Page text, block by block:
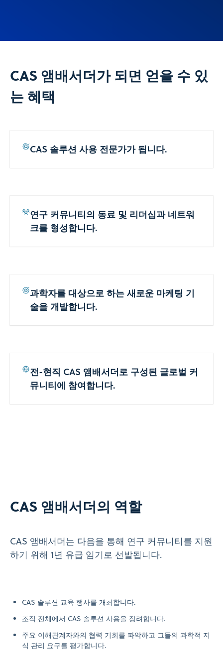
CAS 앰배서더가 되면 얻을 수 있
는 혜택
CAS 솔루션 사용 전문가가 됩니다.
연구 커뮤니티의 동료 및 리더십과 네트워
크를 형성합니다.
과학자를 대상으로 하는 새로운 마케팅 기
술을 개발합니다.
전-현직 CAS 앰배서더로 구성된 글로벌 커
뮤니티에 참여합니다.
CAS 앰배서더의 역할
CAS 앰배서더는 다음을 통해 연구 커뮤니티를 지원
하기 위해 1년 유급 임기로 선발됩니다.
CAS 솔루션 교육 행사를 개최합니다.
조직 전체에서 CAS 솔루션 사용을 장려합니다.
주요 이해관계자와의 협력 기회를 파악하고 그들의 과학적 지
식 관리 요구를 평가합니다.